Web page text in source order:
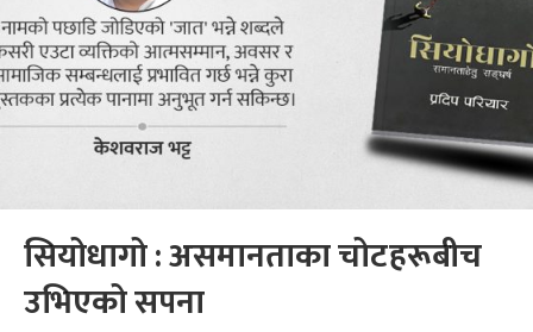
सियोधागो : असमानताका चोटहरूबीच
उभिएको सपना